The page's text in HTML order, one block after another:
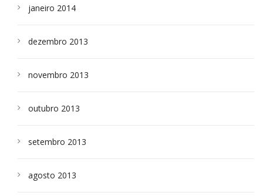
janeiro 2014
dezembro 2013
novembro 2013
outubro 2013
setembro 2013
agosto 2013